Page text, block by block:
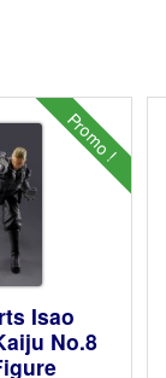
Promo !
Isao
No.8